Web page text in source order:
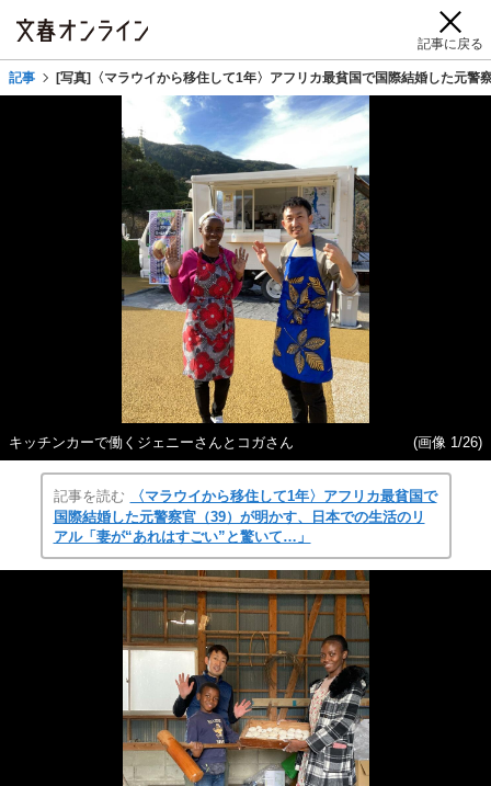
記事に戻る
記事 [写真]〈マラウイから移住して1年〉アフリカ最貧国で国際結婚した元
キッチンカーで働くジェニーさんとコガさん (画像 1/26)
記事を読む
〈マラウイから移住して1年〉アフリカ最貧国で
国際結婚した元警察官（39）が明かす、日本での生活のリ
アル「妻が“あれはすごい”と驚いて…」